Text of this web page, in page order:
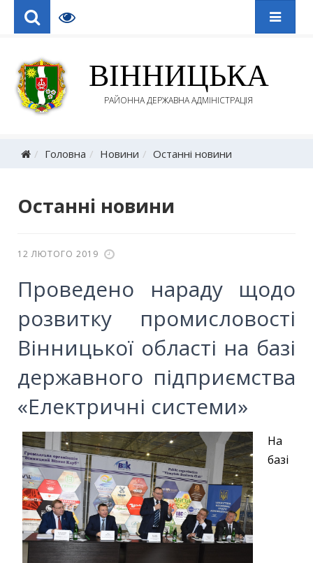
ВІННИЦЬКА
РАЙОННА ДЕРЖАВНА АДМІНІСТРАЦІЯ
Головна Новини Останні новини
Останні новини
12 ЛЮТОГО 2019
Проведено нараду щодо
розвитку промисловості
Вінницької області на базі
державного підприємства
«Електричні системи»
На
базі